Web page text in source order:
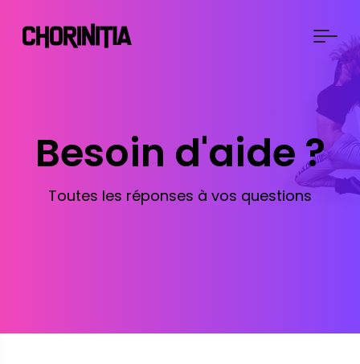
Besoin d'aide ?
Toutes les réponses à vos questions